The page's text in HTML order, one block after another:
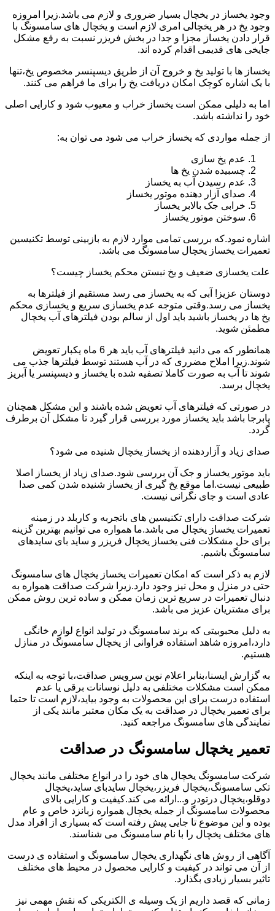
وجود یخساز در یخچال بسیار ضروری و لازم می باشد.زیرا امروزه
وجود یخ در هر یخچالی امری لازم است و یخچال های سامسونگ با
قرار دادن یخساز مجزا و جدا در بخش فریزر نسبت به رفع مشکل
جایخی های قدیمی اقدام کرده اند.
یخساز ها با تولید یخ و خروج آن از طریق دیسپنسر مخصوص یخ،تنها
با یک اشاره کوچک امکان دریافت یخ را برای ما فراهم می کنند.
اما به دلیلی ممکن است یخساز خراب و معیوب شود و کارایی اصلی
خود را نداشته باشد.
از جمله مواردی که یخساز خراب می شود می توان به:
عدم یخ سازی
چسبیده شدن یخ ها
عدم رسیدن آب به یخساز
صدای آزار دهنده موتور یخساز
خرابی جک بالابر یخساز
سوختن موتور یخساز
اشاره نمود.که بررسی تمامی موارد لازم به بازبینی توسط تکنیسین
تعمیرات یخساز یخچال سامسونگ می باشد.
علت یخسازی ضعیف و یخ نبستن محکم یخساز چیست؟
دوستان عزیز! آبی که به یخساز می رسد مستقیم از فیلترها به
یخساز می رسد.وقتی متوجه عدم یخسازی سریع و یخسازی محکم
یخ ها در یخساز باشید باید اول از سالم بودن فیلترهای آب یخچال
مطمئن شوید.
همانطور که می دانید فیلترهای آب باید هر 6 ماه یکبار تعویض
شوند.زیرا املاح مضرری که در آب هستند توسط فیلترها جذب می
شوند تا آب به صورت کاملا تصفیه شده با یخساز و دیسپنسر یا آبریز
یخچال برسد.
در صورتی که فیلترهای آب تعویض شده باشند و این مشکل همچنان
پابرجا باشد باید یخساز مورد بررسی قرار گیرد تا مشکل آن برطرف
گردد.
صدای زیاد و آزاردهنده از یخساز یخچال شنیده می شود؟
باید موتور یخساز و جک آن بررسی شود.صدای زیاد از یخساز اصلا
طبیعی نیست.اما موقع یخ گیری از یخساز شنیده شدن کمی صدا
عادی است و جای نگرانی نیست.
شرکت صداقت دارای تکنیسین های باتجربه و کاربلد در زمینه
تعمیرات یخساز یخچال می باشد.ما همواره می توانیم بهترین گزینه
برای حل مشکلات فنی یخساز یخچال فریزر و ساید بای سایدهای
سامسونگ باشیم.
لازم به ذکر است که امکان تعمیرات یخساز یخچال های سامسونگ
حتی در منزل و محل نیز وجود دارد.زیرا شرکت صداقت همواره به
دنبال تعمیرات در سریع ترین زمان ممکن و ساده ترین روش ممکن
برای مشتریان عزیز می باشد.
به دلیل محبوبیتی که برند سامسونگ در تولید انواع لوازم خانگی
دارد،امروزه شاهد استفاده فراوانی از یخچال سامسونگ در منازل
هستیم.
به گزارش ایسنا،بنابر اعلام نوین سرویس صداقت،با توجه به اینکه
ممکن است مشکلات مختلفی به دلیل نوسانات برقی یا عدم
استفاده درست برای این محصولات به وجود بیاید،لازم است تا حتما
برای تعمیر یخچال در صداقت به یک مکان معتبر مانند یکی از
نمایندگی های سامسونگ مراجعه کنید.
تعمیر یخچال سامسونگ در صداقت
شرکت سامسونگ یخچال های خود را در انواع مختلفی مانند یخچال
تکی سامسونگ،یخچال فریزر،یخچال سایدبای ساید،یخچال
دوقلو،یخچال درتودر و...ارائه می کند.کیفیت و کارایی بالای
محصولات سامسونگ از جمله یخچال همواره زبانزد خاص و عام
بوده و این موضوع تا جایی پیش رفته است که بسیاری از افراد مدل
های مختلف یخچال را با نام سامسونگ می شناسند.
آگاهی از روش های نگهداری یخچال سامسونگ و استفاده ی درست
از آن می تواند در کیفیت و کارایی محصول در محیط های مختلف
تاثیر بسیار زیادی بگذارد.
زمانی که قصد داریم از یک وسیله ی الکتریکی که نقش مهمی نیز